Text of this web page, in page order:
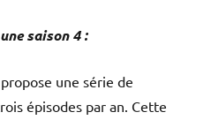
saison 4 :
une série de
épisodes par an. Cette